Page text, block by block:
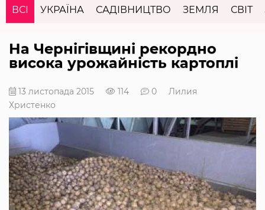
ВСІ УКРАЇНА САДІВНИЦТВО ЗЕМЛЯ СВІТ
На Чернігівщині рекордно
висока урожайність картоплі
13 листопада 2015 114 0
Лилия
Христенко